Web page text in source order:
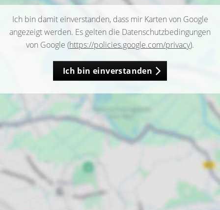
Ich bin damit einverstanden, dass mir Karten von Google
angezeigt werden. Es gelten die Datenschutzbedingungen
von Google (https://policies.google.com/privacy).
Ich bin einverstanden